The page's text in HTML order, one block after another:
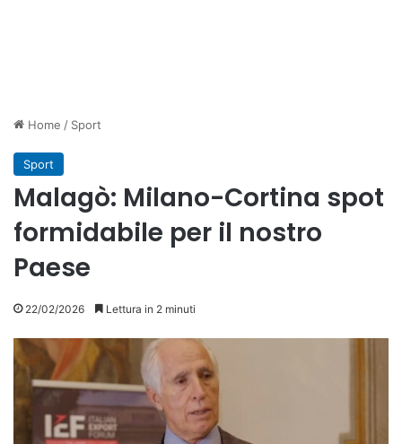
Home / Sport
Sport
Malagò: Milano-Cortina spot
formidabile per il nostro
Paese
22/02/2026 Lettura in 2 minuti